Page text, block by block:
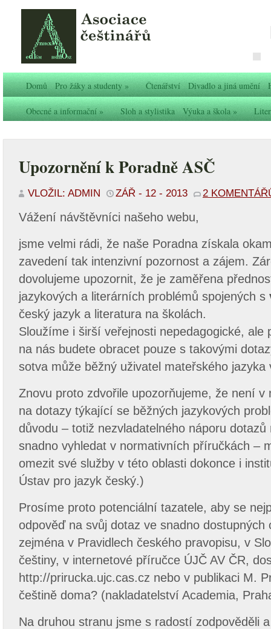
Domů Pro žáky a studenty» Čtenářství Divadlo a jiná umění
Obecné a informační» Sloh a stylistika Výuka a škola»
Upozornění k Poradně ASČ
VLOŽIL: ADMIN ZÁŘ - 12 - 2013 2
Vážení návštěvníci našeho webu,
jsme velmi rádi, že naše Poradna získala
zavedení tak intenzivní pozornost a zájem.
dovolujeme upozornit, že je zaměřena
jazykových a literárních problémů spojených s
český jazyk a literatura na školách.
Sloužíme i širší veřejnosti nepedagogické, ale
na nás budete obracet pouze s takovými
sotva může běžný uživatel mateřského jazyka
Znovu proto zdvořile upozorňujeme, že není v
na dotazy týkající se běžných jazykových
důvodu – totiž nezvladatelného náporu dotazů
snadno vyhledat v normativních příručkách –
omezit své služby v této oblasti dokonce i
Ústav pro jazyk český.)
Prosíme proto potenciální tazatele, aby se
odpověď na svůj dotaz ve snadno
zejména v Pravidlech českého pravopisu, v
češtiny, v internetové příručce ÚJČ AV ČR,
http://prirucka.ujc.cas.cz nebo v publikaci M.
češtině doma? (nakladatelství Academia,
Na druhou stranu jsme s radostí zodpověděli